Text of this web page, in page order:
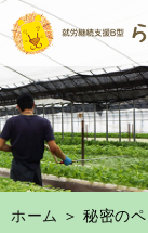
ホーム ＞ 秘密の